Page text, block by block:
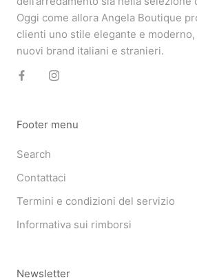
Oggi come allora Angela Boutique
clienti uno stile elegante e
nuovi brand italiani e stranieri.
Footer menu
Search
Contattaci
Termini e condizioni del servizio
Informativa sui rimborsi
Newsletter